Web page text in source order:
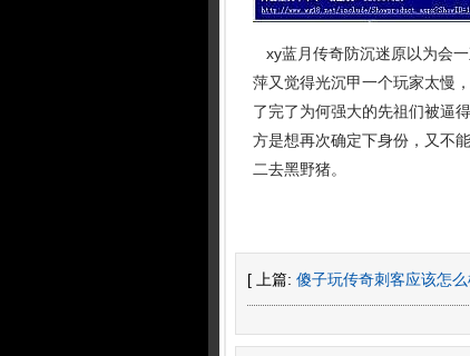
xy蓝月传奇防沉迷原以为会
萍又觉得光沉甲一个玩家太慢
了完了为何强大的先祖们被逼
方是想再次确定下身份，又不
二去黑野猪。
[ 上篇: 傻子玩传奇刺客应该怎